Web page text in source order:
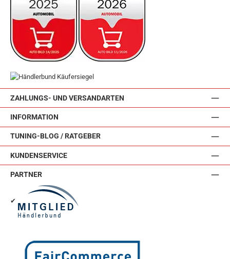
ZAHLUNGS- UND VERSANDARTEN
INFORMATION
TUNING-BLOG / RATGEBER
KUNDENSERVICE
PARTNER
✔